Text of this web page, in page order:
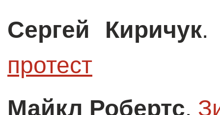
Сергей Киричук
протест
Майкл Робертс.